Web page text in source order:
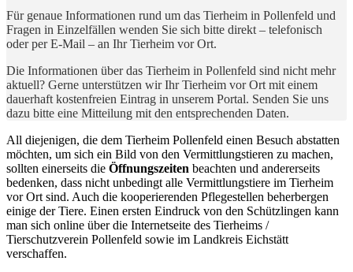
Für genaue Informationen rund um das Tierheim in Pollenfeld und
Fragen in Einzelfällen wenden Sie sich bitte direkt – telefonisch
oder per E-Mail – an Ihr Tierheim vor Ort.
Die Informationen über das Tierheim in Pollenfeld sind nicht mehr
aktuell? Gerne unterstützen wir Ihr Tierheim vor Ort mit einem
dauerhaft kostenfreien Eintrag in unserem Portal. Senden Sie uns
dazu bitte eine Mitteilung mit den entsprechenden Daten.
All diejenigen, die dem Tierheim Pollenfeld einen Besuch abstatten
möchten, um sich ein Bild von den Vermittlungstieren zu machen,
sollten einerseits die Öffnungszeiten beachten und andererseits
bedenken, dass nicht unbedingt alle Vermittlungstiere im Tierheim
vor Ort sind. Auch die kooperierenden Pflegestellen beherbergen
einige der Tiere. Einen ersten Eindruck von den Schützlingen kann
man sich online über die Internetseite des Tierheims /
Tierschutzverein Pollenfeld sowie im Landkreis Eichstätt
verschaffen.